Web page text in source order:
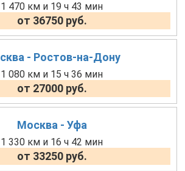
1 470 км и 19 ч 43 мин
от 36750 руб.
- Ростов-на-Дону
1 080 км и 15 ч 36 мин
от 27000 руб.
Москва - Уфа
1 330 км и 16 ч 42 мин
от 33250 руб.